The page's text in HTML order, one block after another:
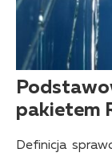
pakietem
Definicja